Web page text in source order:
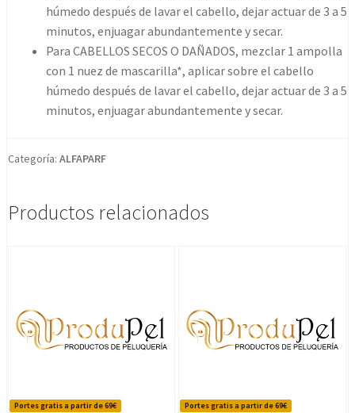
húmedo después de lavar el cabello, dejar actuar de 3 a 5
minutos, enjuagar abundantemente y secar.
Para CABELLOS SECOS O DAÑADOS, mezclar 1 ampolla
con 1 nuez de mascarilla*, aplicar sobre el cabello
húmedo después de lavar el cabello, dejar actuar de 3 a 5
minutos, enjuagar abundantemente y secar.
Categoría: ALFAPARF
Productos relacionados
Portes gratis a partir de 69€ Portes gratis a partir de 69€